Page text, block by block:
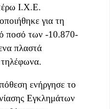
Ι.Χ.Ε.
για τη
ποσό των -10.870-
πλαστά
τηλέφωνα.
ενήργησε το
Εγκλημάτων